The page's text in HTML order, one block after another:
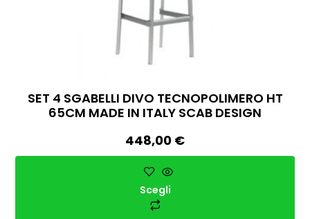
SET 4 SGABELLI DIVO TECNOPOLIMERO HT
65CM MADE IN ITALY SCAB DESIGN
448,00 €
Scegli